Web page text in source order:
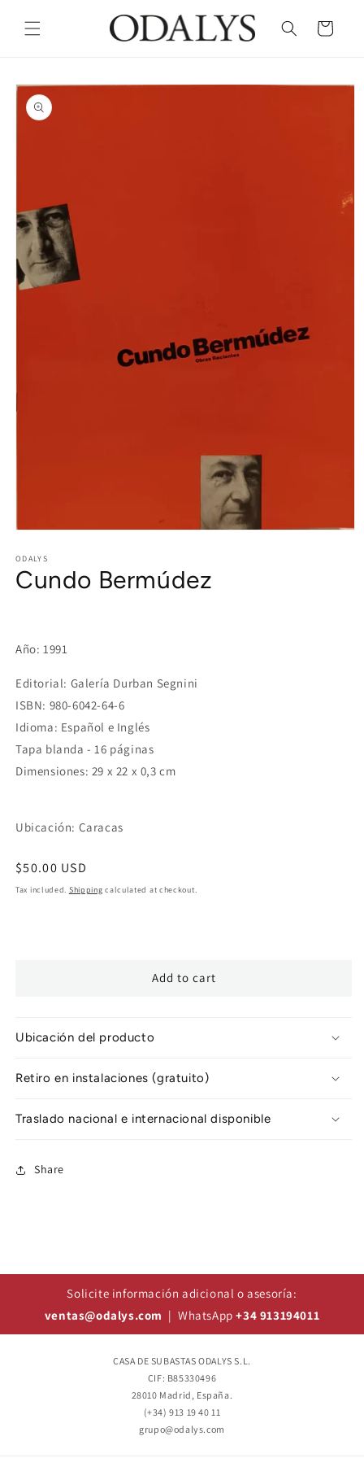
content
Cart
Skip to
product
information
1
in
modal
ODALYS
Cundo Bermúdez
Año: 1991
Editorial: Galería Durban Segnini
ISBN: 980-6042-64-6
Idioma: Español e Inglés
Tapa blanda - 16 páginas
Dimensiones: 29 x 22 x 0,3 cm
Ubicación: Caracas
Regular
price
$50.00 USD
Tax included. Shipping calculated at checkout.
Add to cart
Ubicación del producto
Retiro en instalaciones (gratuito)
Traslado nacional e internacional disponible
Share
Solicite información adicional o asesoría:
ventas@odalys.com | WhatsApp+34 913194011
CASA DE SUBASTAS ODALYS S.L.
CIF: B85330496
28010 Madrid, España.
(+34) 913 19 40 11
grupo@odalys.com